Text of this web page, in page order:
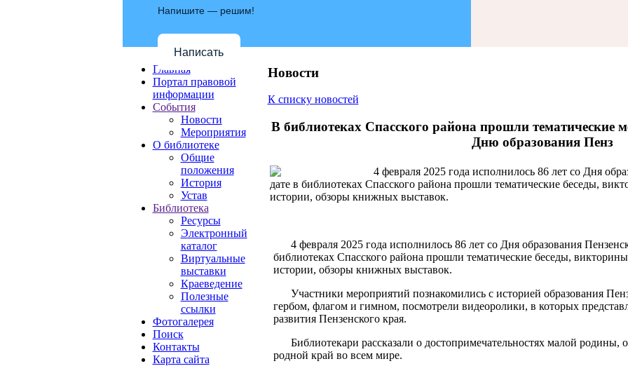
Напишите — решим!
Написать
Главная
Портал правовой
информации
События
Новости
Мероприятия
О библиотеке
Общие
положения
История
Устав
Библиотека
Ресурсы
Электронный
каталог
Виртуальные
выставки
Краеведение
Полезные
ссылки
Фотогалерея
Поиск
Контакты
Карта сайта
Новости
К списку новостей
В библиотеках Спасского района прошли тематические
Дню образования Пенз
4 февраля 2025 года исполнилось 86 лет со Дня
дате в библиотеках Спасского района прошли тематические беседы,
истории, обзоры книжных выставок.
4 февраля 2025 года исполнилось 86 лет со Дня образования
библиотеках Спасского района прошли тематические беседы,
истории, обзоры книжных выставок.
Участники мероприятий познакомились с историей образования
гербом, флагом и гимном, посмотрели видеоролики, в которых
развития Пензенского края.
Библиотекари рассказали о достопримечательностях малой
родной край во всем мире.